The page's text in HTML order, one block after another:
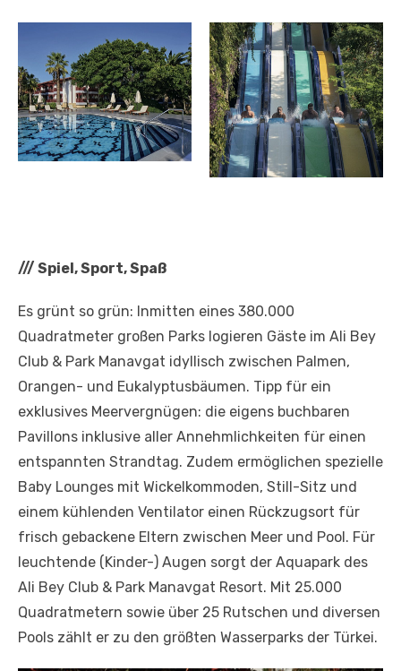
/// Spiel, Sport, Spaß
Es grünt so grün: Inmitten eines 380.000
Quadratmeter großen Parks logieren Gäste im Ali Bey
Club & Park Manavgat idyllisch zwischen Palmen,
Orangen- und Eukalyptusbäumen. Tipp für ein
exklusives Meervergnügen: die eigens buchbaren
Pavillons inklusive aller Annehmlichkeiten für einen
entspannten Strandtag. Zudem ermöglichen spezielle
Baby Lounges mit Wickelkommoden, Still-Sitz und
einem kühlenden Ventilator einen Rückzugsort für
frisch gebackene Eltern zwischen Meer und Pool. Für
leuchtende (Kinder-) Augen sorgt der Aquapark des
Ali Bey Club & Park Manavgat Resort. Mit 25.000
Quadratmetern sowie über 25 Rutschen und diversen
Pools zählt er zu den größten Wasserparks der Türkei.